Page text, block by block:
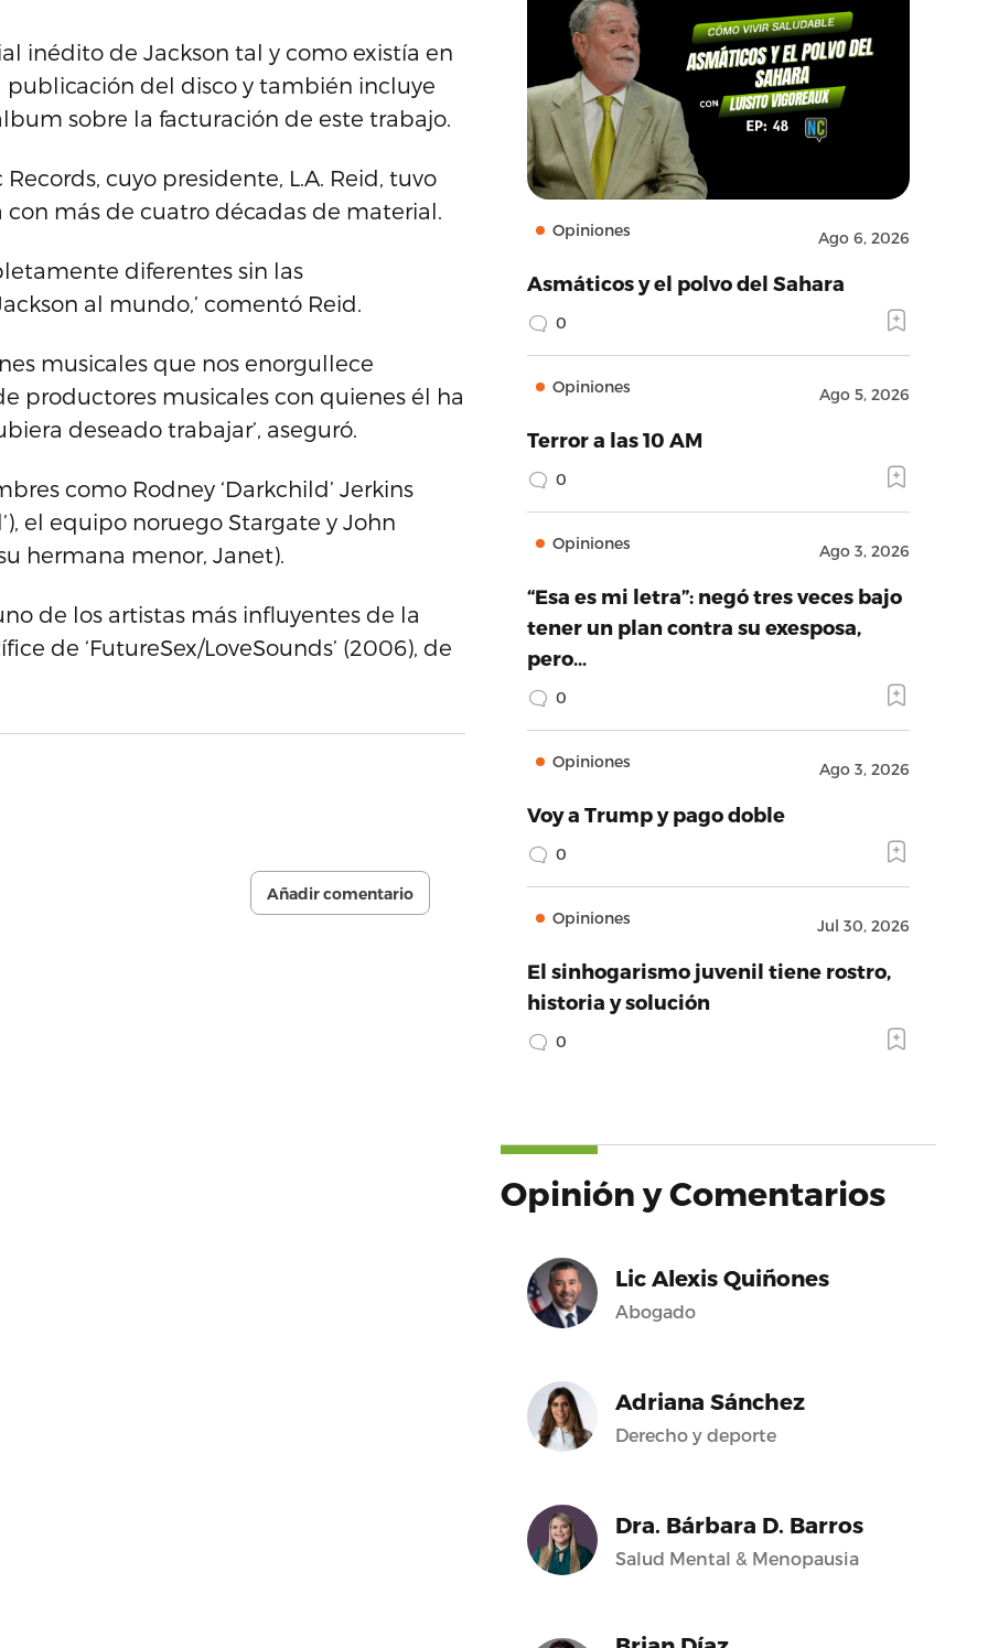
inédito de Jackson tal y como existía en
publicación del disco y también incluye
sobre la facturación de este trabajo.
cuyo presidente, L.A. Reid, tuvo
con más de cuatro décadas de material.
diferentes sin las
al mundo,’ comentó Reid.
musicales que nos enorgullece
productores musicales con quienes él ha
deseado trabajar’, aseguró.
como Rodney ‘Darkchild’ Jerkins
el equipo noruego Stargate y John
hermana menor, Janet).
de los artistas más influyentes de la
de ‘FutureSex/LoveSounds’ (2006), de
Añadir comentario
Opiniones Ago 6, 2026
Asmáticos y el polvo del Sahara
0
Opiniones Ago 5, 2026
Terror a las 10 AM
0
Opiniones Ago 3, 2026
“Esa es mi letra”: negó tres veces bajo
tener un plan contra su exesposa,
pero…
0
Opiniones Ago 3, 2026
Voy a Trump y pago doble
0
Opiniones Jul 30, 2026
El sinhogarismo juvenil tiene rostro,
historia y solución
0
Opinión y Comentarios
Lic Alexis Quiñones
Abogado
Adriana Sánchez
Derecho y deporte
Dra. Bárbara D. Barros
Salud Mental & Menopausia